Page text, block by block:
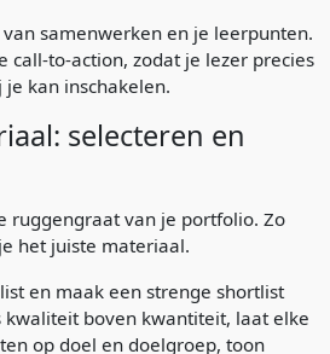
samenwerken en je leerpunten.
call-to-action, zodat je lezer precies
kan inschakelen.
selecteren en
ruggengraat van je portfolio. Zo
het juiste materiaal.
en maak een strenge shortlist
kwaliteit boven kwantiteit, laat elke
op doel en doelgroep, toon